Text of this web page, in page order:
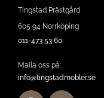
Tingstad Prästgård
605 94 Norrköping
011-473 53 60
Maila oss på:
info@tingstadmobler.se